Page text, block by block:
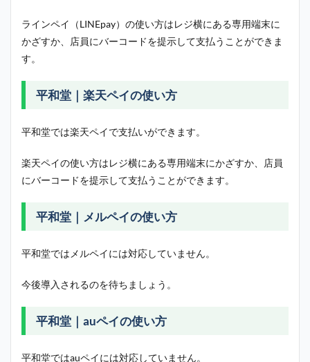
ラインペイ（LINEpay）の使い方はレジ横にある専用端末に
かざすか、店員にバーコードを提示して支払うことができま
す。
平和堂｜楽天ペイの使い方
平和堂では楽天ペイで支払いができます。
楽天ペイの使い方はレジ横にある専用端末にかざすか、店員
にバーコードを提示して支払うことができます。
平和堂｜メルペイの使い方
平和堂ではメルペイには対応していません。
今後導入されるのを待ちましょう。
平和堂｜auペイの使い方
平和堂ではauペイには対応していません。